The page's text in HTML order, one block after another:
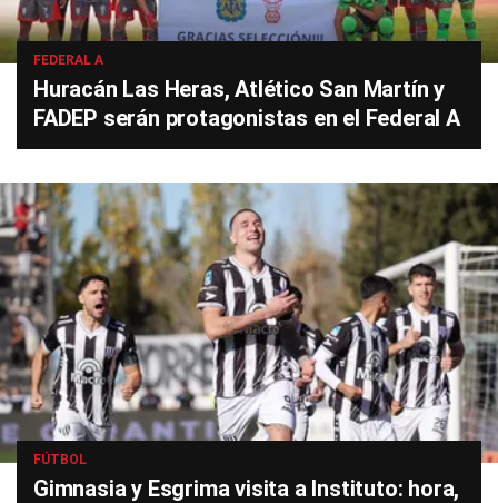
FEDERAL A
Huracán Las Heras, Atlético San Martín y
FADEP serán protagonistas en el Federal A
FÚTBOL
Gimnasia y Esgrima visita a Instituto: hora,